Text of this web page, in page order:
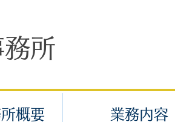
所
概要 業務内容